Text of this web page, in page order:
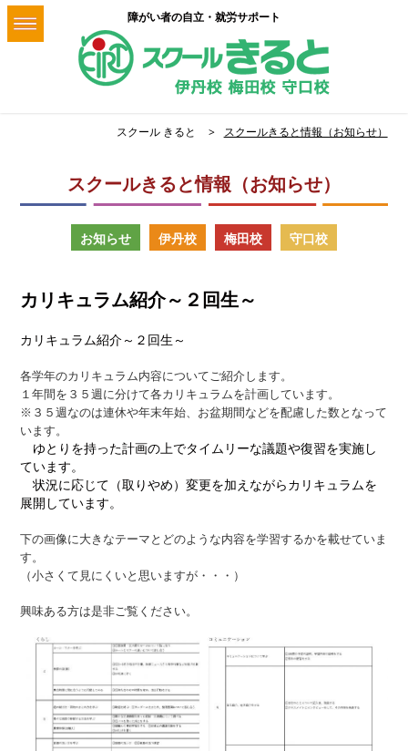
障がい者の自立・就労サポート
スクール きると スクールきると情報（お知らせ）
スクールきると情報（お知らせ）
お知らせ 伊丹校 梅田校 守口校
カリキュラム紹介～２回生～
カリキュラム紹介～２回生～
各学年のカリキュラム内容についてご紹介します。
１年間を３５週に分けて各カリキュラムを計画しています。
※３５週なのは連休や年末年始、お盆期間などを配慮した数となって
います。
ゆとりを持った計画の上でタイムリーな議題や復習を実施し
ています。
状況に応じて（取りやめ）変更を加えながらカリキュラムを
展開しています。
下の画像に大きなテーマとどのような内容を学習するかを載せていま
す。
（小さくて見にくいと思いますが・・・）
興味ある方は是非ご覧ください。